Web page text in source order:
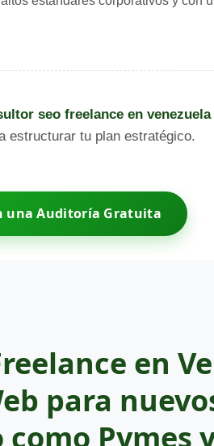
seo freelance en venezuela
estructurar tu plan estratégico.
una Auditoría Gratuita
en
para
Pymes